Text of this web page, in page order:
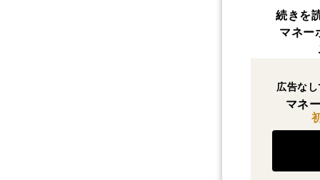
続きを
マネー
広告な
マネ